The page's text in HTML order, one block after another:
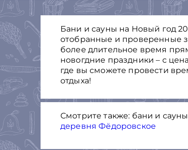
Бани и сауны на Новый год
отобранные и проверенные
более длительное время
новогдние праздники – с
где вы сможете провести
отдыха!
Смотрите также: бани и
деревня Фёдоровское